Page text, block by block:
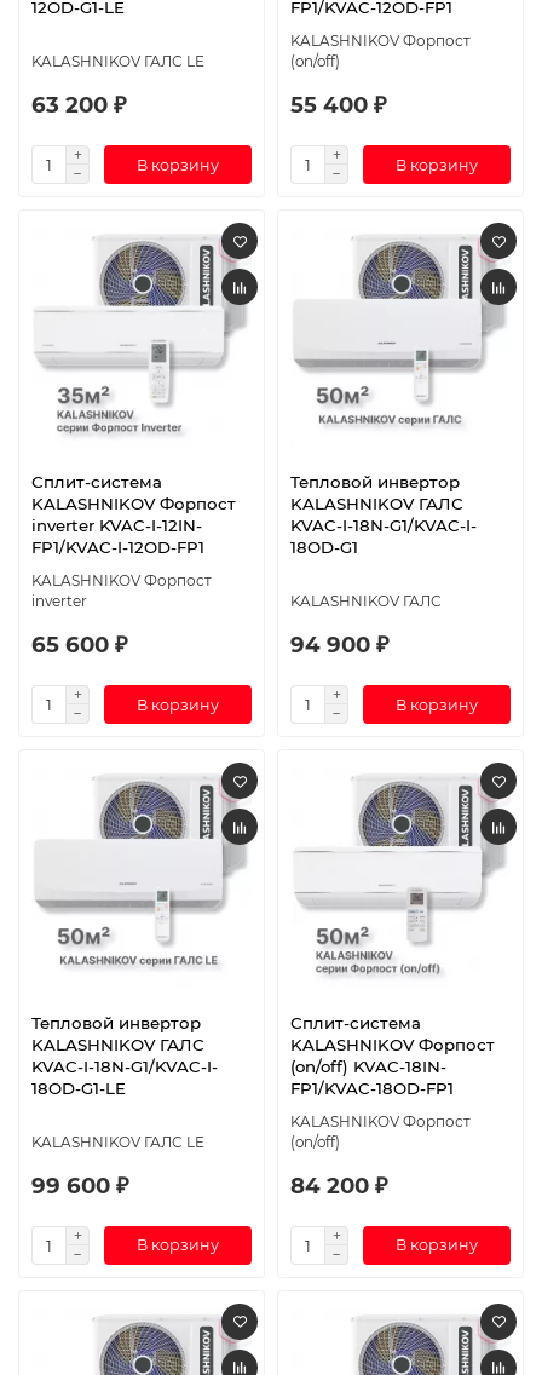
12OD-G1-LE
KALASHNIKOV ГАЛС LE
63 200 ₽
В корзину
FP1/KVAC-12OD-FP1
KALASHNIKOV Форпост
(on/off)
55 400 ₽
В корзину
Сплит-система
KALASHNIKOV Форпост
inverter KVAC-I-12IN-
FP1/KVAC-I-12OD-FP1
KALASHNIKOV Форпост
inverter
65 600 ₽
В корзину
Тепловой инвертор
KALASHNIKOV ГАЛС
KVAC-I-18N-G1/KVAC-I-
18OD-G1
KALASHNIKOV ГАЛС
94 900 ₽
В корзину
Тепловой инвертор
KALASHNIKOV ГАЛС
KVAC-I-18N-G1/KVAC-I-
18OD-G1-LE
KALASHNIKOV ГАЛС LE
99 600 ₽
В корзину
Сплит-система
KALASHNIKOV Форпост
(on/off) KVAC-18IN-
FP1/KVAC-18OD-FP1
KALASHNIKOV Форпост
(on/off)
84 200 ₽
В корзину